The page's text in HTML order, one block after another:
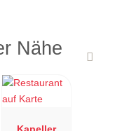
Nähe
Kapeller